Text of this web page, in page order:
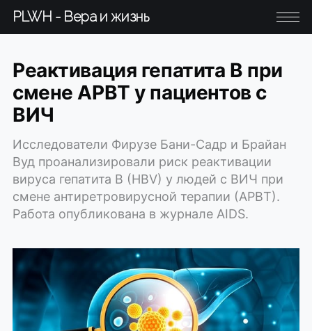
PLWH - Вера и жизнь
Реактивация гепатита В при
смене АРВТ у пациентов с
ВИЧ
Исследователи Фирузе Бани-Садр и Брайан
Вуд проанализировали риск реактивации
вируса гепатита B (HBV) у людей с ВИЧ при
смене антиретровирусной терапии (АРВТ).
Работа опубликована в журнале AIDS.